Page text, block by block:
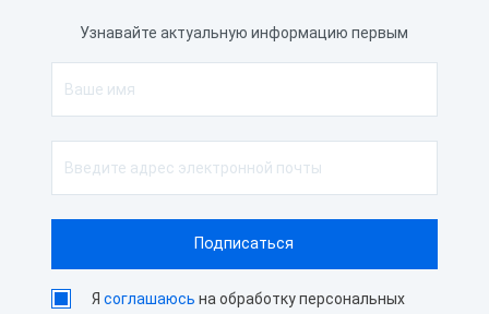
Узнавайте актуальную информацию первым
Ясоглашаюсь на обработку персональных